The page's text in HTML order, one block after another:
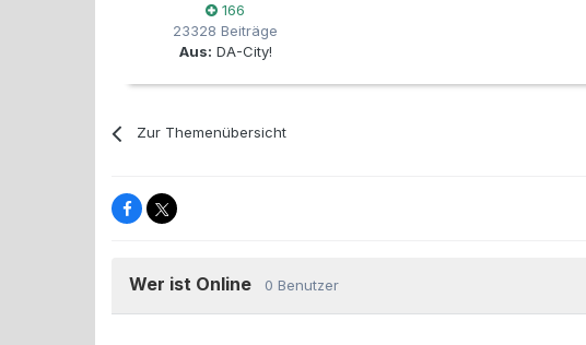
166
23328 Beiträge
Aus: DA-City!
Zur Themenübersicht
Wer ist Online 0 Benutzer